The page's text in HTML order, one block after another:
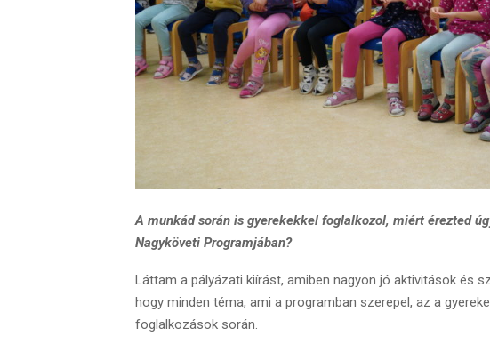
A munkád során is gyerekekkel foglalkozol, miért érezted
Nagyköveti Programjában?
Láttam a pályázati kiírást, amiben nagyon jó aktivitások és
hogy minden téma, ami a programban szerepel, az a
foglalkozások során.